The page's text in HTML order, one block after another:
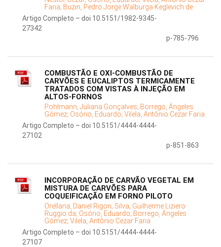
Faria; Buzin, Pedro Jorge Walburga Keglevich de
Artigo Completo – doi 10.5151/1982-9345-
27342
p-785-796
COMBUSTÃO E OXI-COMBUSTÃO DE
CARVÕES E EUCALIPTOS TERMICAMENTE
TRATADOS COM VISTAS À INJEÇÃO EM
ALTOS-FORNOS
Pohlmann, Juliana Gonçalves; Borrego, Ángeles
Gómez; Osório, Eduardo; Vilela, Antônio Cezar Faria
Artigo Completo – doi 10.5151/4444-4444-
27102
p-851-863
INCORPORAÇÃO DE CARVÃO VEGETAL EM
MISTURA DE CARVÕES PARA
COQUEIFICAÇÃO EM FORNO PILOTO
Orellana, Daniel Rigon; Silva, Guilherme Liziero
Ruggio da; Osório, Eduardo; Borrego, Ángeles
Gómez; Vilela, Antônio Cezar Faria
Artigo Completo – doi 10.5151/4444-4444-
27107